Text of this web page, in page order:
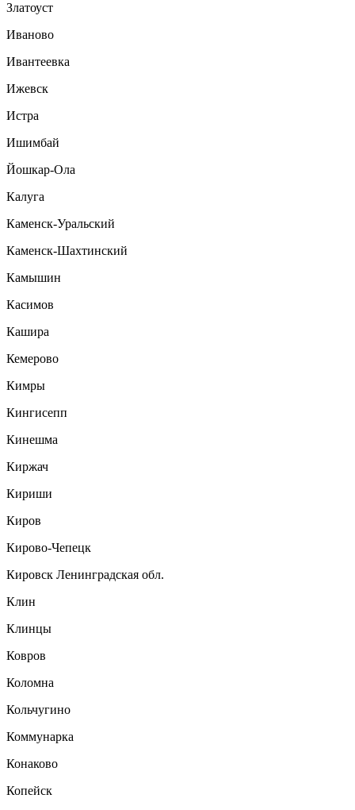
Златоуст
Иваново
Ивантеевка
Ижевск
Истра
Ишимбай
Йошкар-Ола
Калуга
Каменск-Уральский
Каменск-Шахтинский
Камышин
Касимов
Кашира
Кемерово
Кимры
Кингисепп
Кинешма
Киржач
Кириши
Киров
Кирово-Чепецк
Кировск Ленинградская обл.
Клин
Клинцы
Ковров
Коломна
Кольчугино
Коммунарка
Конаково
Копейск